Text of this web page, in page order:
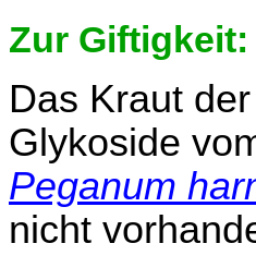
Zur Giftigkeit:
Das Kraut
Glykoside
Peganum
nicht